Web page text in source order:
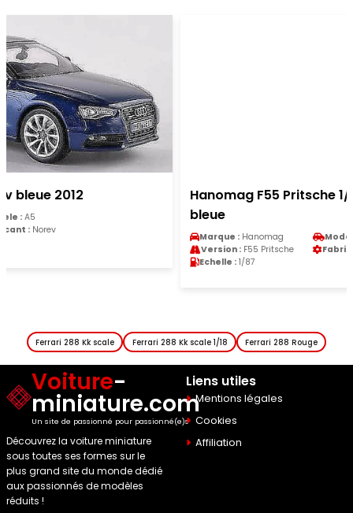
Hanomag F55 Pritsche 1/87 Schuco plateau
bleue
Modele :F55
Fabricant :Schuco
Ferrari 288 Kk scale Ferrari 288 Kk scale 1/18 Ferrari 288 Rouge
Voiture-
miniature.com
Un site de passionné pour passionné(e)s
Découvrez la voiture miniature
sous toutes ses formes sur le
plus grand site du monde dédié
aux passionnés de modèles
réduits !
Liens utiles
Mentions légales
Cookies
Affiliation